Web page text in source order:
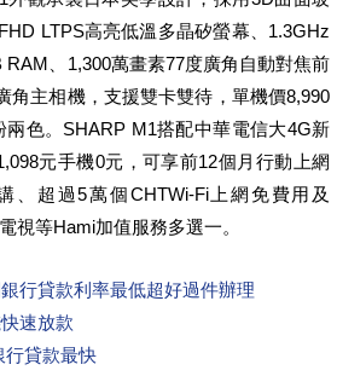
LTPS高亮低溫多晶矽螢幕、1.3GHz
、1,300萬畫素77度廣角自動對焦前
角主相機，支援雙卡雙待，單機價8,990
色。SHARP M1搭配中華電信大4G新
元手機0元，可享前12個月行動上網
、超過5萬個CHTWi-Fi上網免費用及
視等Hami加值服務多選一。
行貸款利率最低超好過件辦理
速放款
行貸款最快